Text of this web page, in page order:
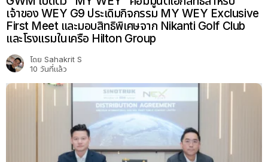
เจ้าของ WEY G9 ประเดิมกิจกรรม MY WEY Exclusive
First Meet และมอบสิทธิพิเศษจาก Nikanti Golf Club
และโรงแรมในเครือ Hilton Group
โดย Sahakrit S
10 วันที่แล้ว